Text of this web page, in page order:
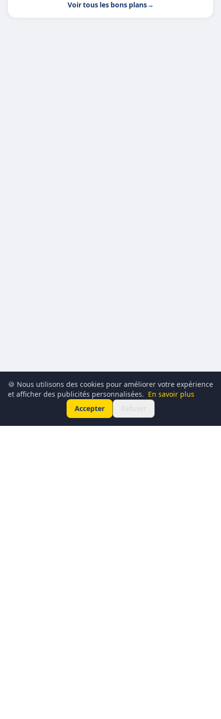
Voir tous les bons plans→
🍪 Nous utilisons des cookies pour améliorer votre expérience
et afficher des publicités personnalisées. En savoir plus
Accepter
Refuser